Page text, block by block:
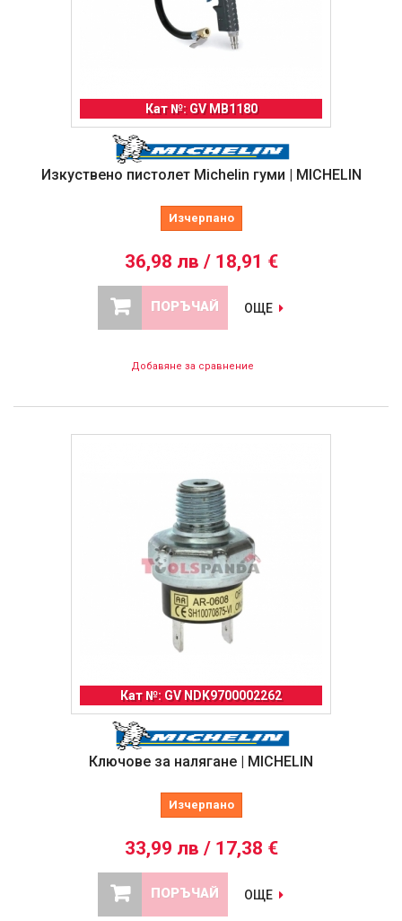
Кат №: GV MB1180
Изкуствено пистолет Michelin гуми | MICHELIN
Изчерпано
36,98 лв / 18,91 €
ПОРЪЧАЙ ОЩЕ
Добавяне за сравнение
Кат №: GV NDK9700002262
Ключове за налягане | MICHELIN
Изчерпано
33,99 лв / 17,38 €
ПОРЪЧАЙ ОЩЕ